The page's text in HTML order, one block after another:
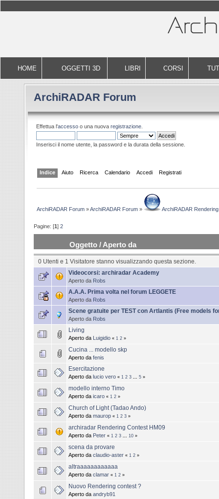
HOME OGGETTI 3D LIBRI CORSI
ArchiRADAR Forum
Effettua l'accesso o una nuova registrazione.
Inserisci il nome utente, la password e la durata della sessione.
Indice Aiuto Ricerca Calendario Accedi Registrati
ArchiRADAR Forum »ArchiRADAR Forum » ArchiRADAR
Pagine: [1] 2
Oggetto / Aperto da
0 Utenti e 1 Visitatore stanno visualizzando questa sezione.
Videocorsi: archiradar Academy
Aperto da Robs
A.A.A. Prima volta nel forum LEGGETE
Aperto da Robs
Scene gratuite per TEST con Artlantis (Free models
Aperto da Robs
Living
Aperto da Luigidio « 1 2 »
Cucina ... modello skp
Aperto da fenis
Esercitazione
Aperto da lucio vero « 1 2 3 5 »
modello interno Timo
Aperto da icaro « 1 2 »
Church of Light (Tadao Ando)
Aperto da maurop « 1 2 3 »
archiradar Rendering Contest HM09
Aperto da Peter « 1 2 3 10 »
scena da provare
Aperto da claudio-aster « 1 2 »
altraaaaaaaaaaaa
Aperto da clamar « 1 2 »
Nuovo Rendering contest ?
Aperto da andryb91